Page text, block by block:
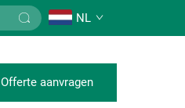
NL
Offerte aanvragen